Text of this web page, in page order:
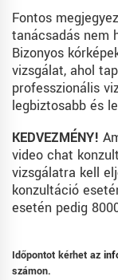
Fontos
tanácsadás nem
Bizonyos
vizsgálat, ahol
professzionális
legbiztosabb és
KEDVEZMÉNY!
video chat
vizsgálatra kell
konzultáció
esetén pedig
Időpontot kérhet az
számon.